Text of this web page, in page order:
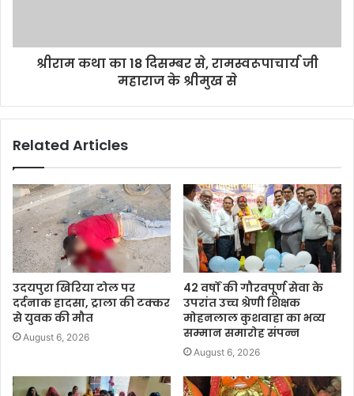
श्रीराम कथा का 18 दिसम्बर से, रामस्वरूपाचार्य जी
महाराज के श्रीमुख से
Related Articles
उदयपुरा खिरिया टोल पर
दर्दनाक हादसा, ट्राला की टक्कर
से युवक की मौत
August 6, 2026
42 वर्षों की गौरवपूर्ण सेवा के
उपरांत उच्च श्रेणी शिक्षक
मोहनलाल कुशवाहा का भव्य
सम्मान समारोह संपन्न
August 6, 2026